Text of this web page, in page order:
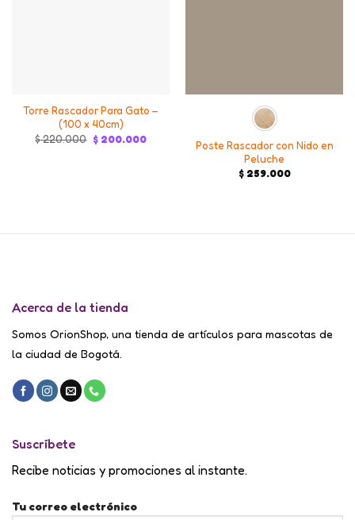
Torre Rascador Para Gato –
(100 x 40cm)
$220.000 Original
price
$200.000Current
Poste Rascador con Nido en
Peluche
$259.000
Acerca de la tienda
Somos OrionShop, una tienda de artículos para mascotas de
la ciudad de Bogotá.
Suscríbete
Recibe noticias y promociones al instante.
Tu correo electrónico